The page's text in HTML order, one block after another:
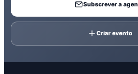
Subscrever a
Criar evento